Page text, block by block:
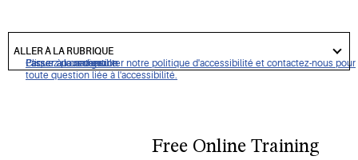
Cliquez pour consulter notre politique d'accessibilité et contactez-nous pour
toute question liée à l'accessibilité.
Passer à la navigation
Passer au contenu
Passer à la recherche
to
section
ALLER À LA RUBRIQUE
Free Online Training